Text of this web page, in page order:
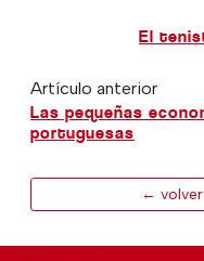
El
Artículo anterior
Las pequeñas
portuguesas
←